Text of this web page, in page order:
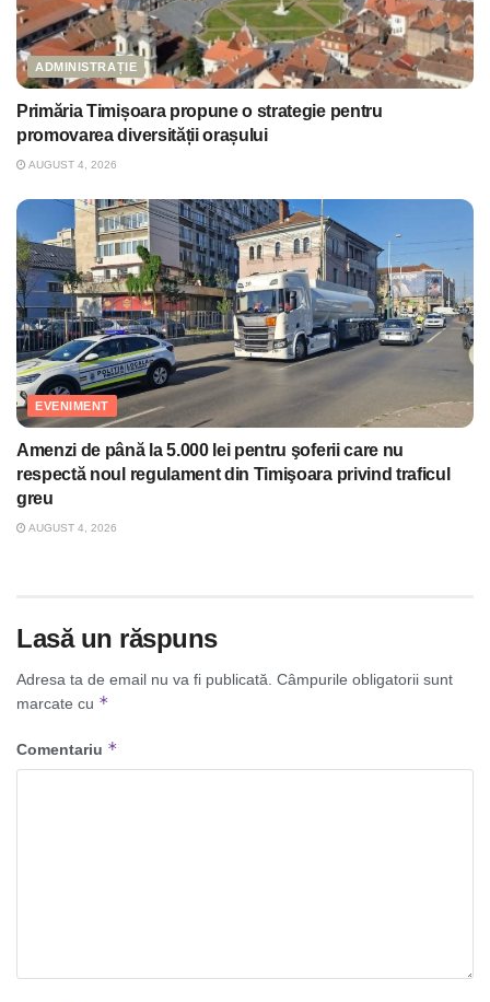
ADMINISTRAȚIE
Primăria Timișoara propune o strategie pentru
promovarea diversității orașului
AUGUST 4, 2026
EVENIMENT
Amenzi de până la 5.000 lei pentru şoferii care nu
respectă noul regulament din Timişoara privind traficul
greu
AUGUST 4, 2026
Lasă un răspuns
Adresa ta de email nu va fi publicată. Câmpurile obligatorii sunt
marcate cu *
Comentariu *